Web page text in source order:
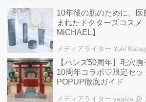
10年後の肌のために。医
まれたドクターズコスメ
MiCHAEL】
メディアライター Yuki
【ハンズ50周年】毛穴
10周年コラボ♡限定セッ
POPUP徹底ガイド
メディアライター yagiza @